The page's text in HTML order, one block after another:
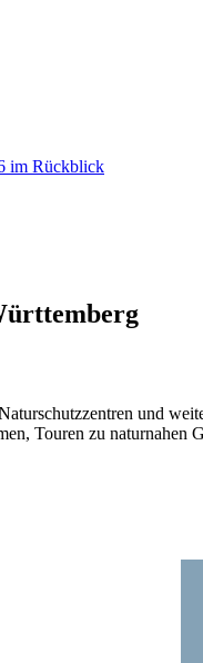
im Rückblick
und
Touren zu